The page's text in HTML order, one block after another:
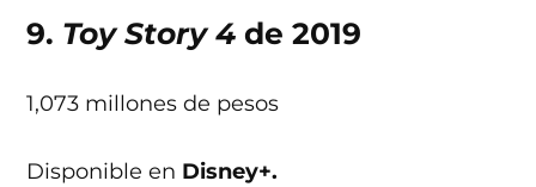
9. Toy Story 4 de 2019
1,073 millones de pesos
Disponible en Disney+.